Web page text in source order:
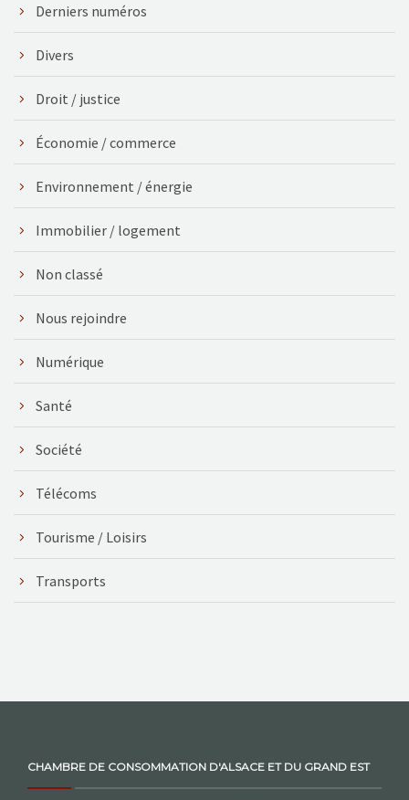
Derniers numéros
Divers
Droit / justice
Économie / commerce
Environnement / énergie
Immobilier / logement
Non classé
Nous rejoindre
Numérique
Santé
Société
Télécoms
Tourisme / Loisirs
Transports
CHAMBRE DE CONSOMMATION D'ALSACE ET DU GRAND EST